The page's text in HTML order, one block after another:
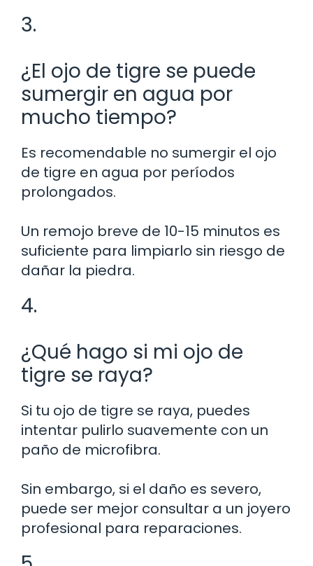
3.
¿El ojo de tigre se puede
sumergir en agua por
mucho tiempo?
Es recomendable no sumergir el ojo
de tigre en agua por períodos
prolongados.
Un remojo breve de 10-15 minutos es
suficiente para limpiarlo sin riesgo de
dañar la piedra.
4.
¿Qué hago si mi ojo de
tigre se raya?
Si tu ojo de tigre se raya, puedes
intentar pulirlo suavemente con un
paño de microfibra.
Sin embargo, si el daño es severo,
puede ser mejor consultar a un joyero
profesional para reparaciones.